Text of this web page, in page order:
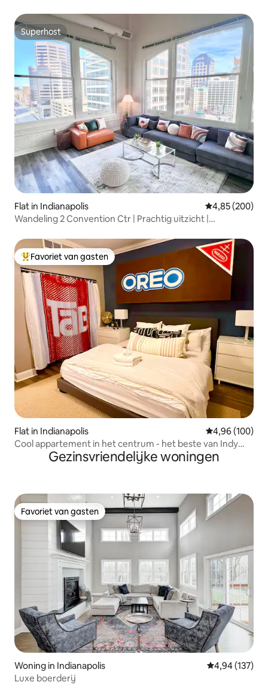
Superhost
Superhost
Flat in Indianapolis Gemiddelde
4,85 (200)
Wandeling 2 Convention Ctr | Prachtig uitzicht |
Topfavoriet van gasten
Favoriet van gasten
Flat in Indianapolis Gemiddelde
4,96 (100)
Cool appartement in het centrum - het beste van Indy
voor je deur!Gezinsvriendelijke woningen
Favoriet van gasten
Favoriet van gasten
Woning in Indianapolis Gemiddelde
4,94 (137)
Luxe boerderij